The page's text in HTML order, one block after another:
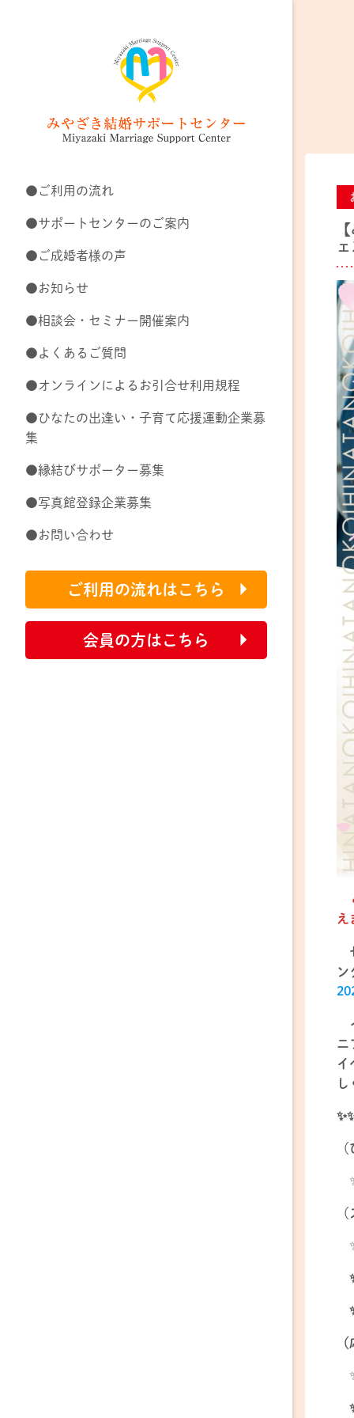
●ご利用の流れ
●サポートセンターのご案内
●ご成婚者様の声
●お知らせ
●相談会・セミナー開催案内
●よくあるご質問
●オンラインによるお引合せ利用規程
●ひなたの出逢い・子育て応援運動企業募
集
●縁結びサポーター募集
●写真館登録企業募集
●お問い合わせ
ご利用の流れはこちら
会員の方はこちら
え
ン
ニ
イ
（
（